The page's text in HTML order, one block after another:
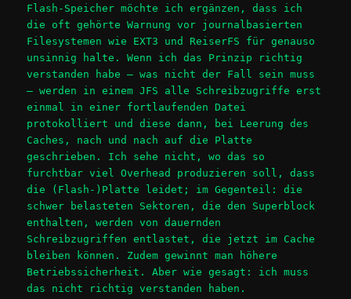
Flash-Speicher möchte ich ergänzen, dass ich
die oft gehörte Warnung vor journalbasierten
Filesystemen wie EXT3 und ReiserFS für genauso
unsinnig halte. Wenn ich das Prinzip richtig
verstanden habe – was nicht der Fall sein muss
– werden in einem JFS alle Schreibzugriffe erst
einmal in einer fortlaufenden Datei
protokolliert und diese dann, bei Leerung des
Caches, nach und nach auf die Platte
geschrieben. Ich sehe nicht, wo das so
furchtbar viel Overhead produzieren soll, dass
die (Flash-)Platte leidet; im Gegenteil: die
schwer belasteten Sektoren, die den Superblock
enthalten, werden von dauernden
Schreibzugriffen entlastet, die jetzt im Cache
bleiben können. Zudem gewinnt man höhere
Betriebssicherheit. Aber wie gesagt: ich muss
das nicht richtig verstanden haben.